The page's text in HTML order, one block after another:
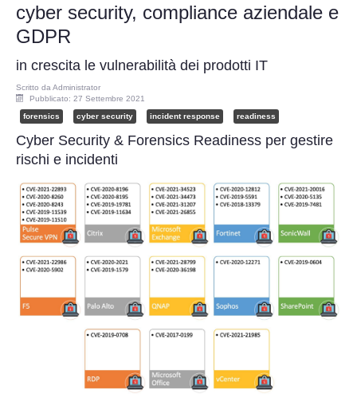
Perizia IoT e IIoT
Perizia Ransomware Malware
Perizia Incidente Stradale
Perizia Data Breach
INDAGINI DIGITALI
Digital Intelligence OSINT
Indagini su computer
Indagini Smartphone,Tablet
Bonifiche Digitali
cyber security, compliance aziendale e
GDPR
in crescita le vulnerabilità dei prodotti IT
Scritto da Administrator
Pubblicato: 27 Settembre 2021
forensics
cyber security incident response readiness
Cyber Security & Forensics Readiness per gestire
rischi e incidenti